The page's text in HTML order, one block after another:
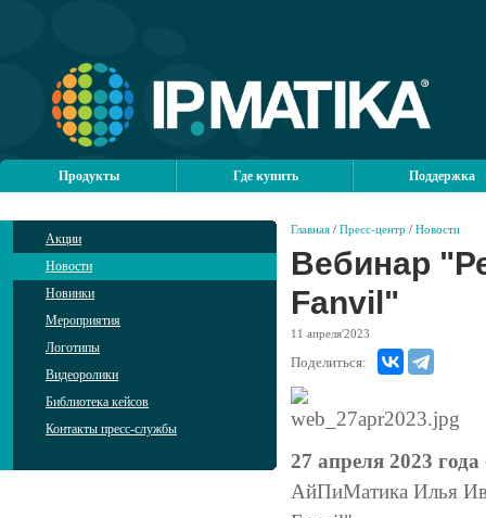
Продукты Где купить Поддержка
Акции
Новости
Новинки
Мероприятия
Логотипы
Видеоролики
Библиотека кейсов
Контакты пресс-службы
Главная / Пресс-центр / Новости
Вебинар
Fanvil"
11 апреля'2023
Поделиться:
27 апреля 2023 года
АйПиМатика Илья